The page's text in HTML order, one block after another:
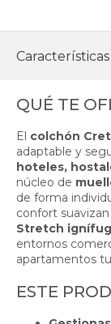
Características
QUÉ TE
El colchón
adaptable y
hoteles,
núcleo de
de forma
confort
Stretch
entornos
apartamentos
ESTE